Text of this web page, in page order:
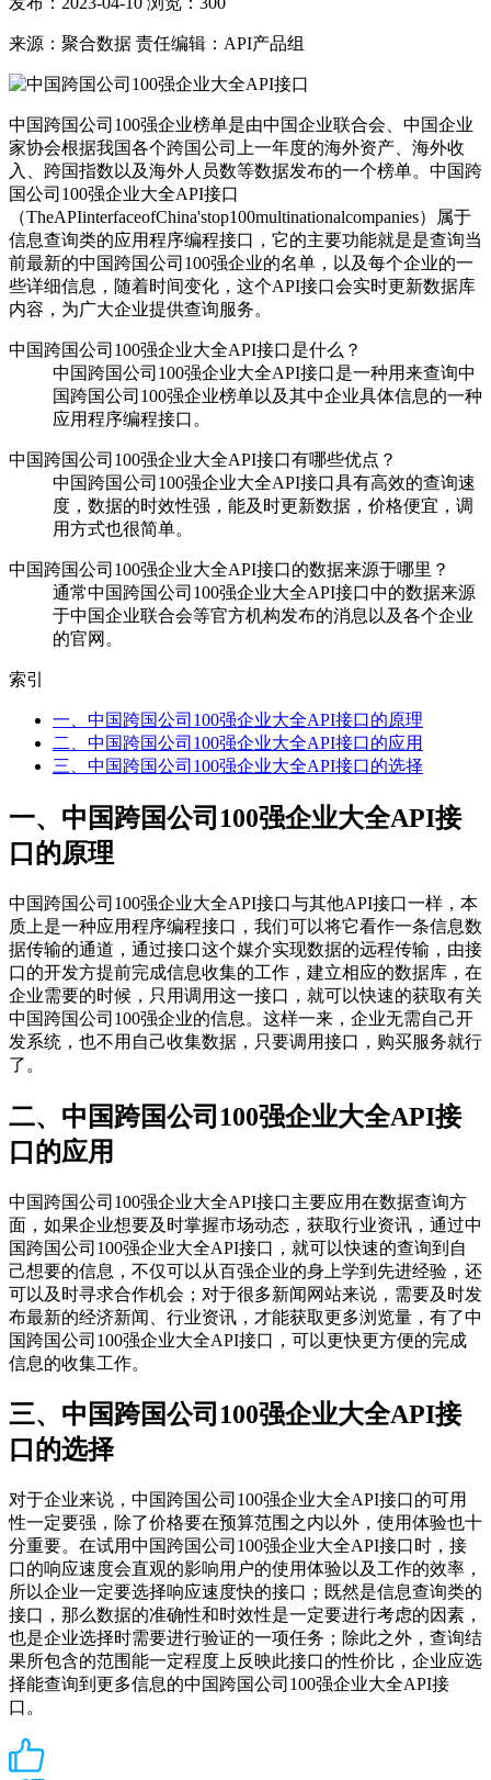
来源：聚合数据 责任编辑：API产品组
中国跨国公司100强企业榜单是由中国企业联合会、中国企业
家协会根据我国各个跨国公司上一年度的海外资产、海外收
入、跨国指数以及海外人员数等数据发布的一个榜单。中国跨
国公司100强企业大全API接口
（TheAPIinterfaceofChina'stop100multinationalcompanies）属于
信息查询类的应用程序编程接口，它的主要功能就是是查询当
前最新的中国跨国公司100强企业的名单，以及每个企业的一
些详细信息，随着时间变化，这个API接口会实时更新数据库
内容，为广大企业提供查询服务。
中国跨国公司100强企业大全API接口是什么？
中国跨国公司100强企业大全API接口是一种用来查询中
国跨国公司100强企业榜单以及其中企业具体信息的一种
应用程序编程接口。
中国跨国公司100强企业大全API接口有哪些优点？
中国跨国公司100强企业大全API接口具有高效的查询速
度，数据的时效性强，能及时更新数据，价格便宜，调
用方式也很简单。
中国跨国公司100强企业大全API接口的数据来源于哪里？
通常中国跨国公司100强企业大全API接口中的数据来源
于中国企业联合会等官方机构发布的消息以及各个企业
的官网。
索引
一、中国跨国公司100强企业大全API接口的原理
二、中国跨国公司100强企业大全API接口的应用
三、中国跨国公司100强企业大全API接口的选择
一、中国跨国公司100强企业大全API接
口的原理
中国跨国公司100强企业大全API接口与其他API接口一样，本
质上是一种应用程序编程接口，我们可以将它看作一条信息数
据传输的通道，通过接口这个媒介实现数据的远程传输，由接
口的开发方提前完成信息收集的工作，建立相应的数据库，在
企业需要的时候，只用调用这一接口，就可以快速的获取有关
中国跨国公司100强企业的信息。这样一来，企业无需自己开
发系统，也不用自己收集数据，只要调用接口，购买服务就行
了。
二、中国跨国公司100强企业大全API接
口的应用
中国跨国公司100强企业大全API接口主要应用在数据查询方
面，如果企业想要及时掌握市场动态，获取行业资讯，通过中
国跨国公司100强企业大全API接口，就可以快速的查询到自
己想要的信息，不仅可以从百强企业的身上学到先进经验，还
可以及时寻求合作机会；对于很多新闻网站来说，需要及时发
布最新的经济新闻、行业资讯，才能获取更多浏览量，有了中
国跨国公司100强企业大全API接口，可以更快更方便的完成
信息的收集工作。
三、中国跨国公司100强企业大全API接
口的选择
对于企业来说，中国跨国公司100强企业大全API接口的可用
性一定要强，除了价格要在预算范围之内以外，使用体验也十
分重要。在试用中国跨国公司100强企业大全API接口时，接
口的响应速度会直观的影响用户的使用体验以及工作的效率，
所以企业一定要选择响应速度快的接口；既然是信息查询类的
接口，那么数据的准确性和时效性是一定要进行考虑的因素，
也是企业选择时需要进行验证的一项任务；除此之外，查询结
果所包含的范围能一定程度上反映此接口的性价比，企业应选
择能查询到更多信息的中国跨国公司100强企业大全API接
口。